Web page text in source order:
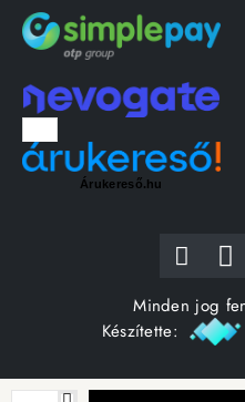
Árukereső.hu
Minden jog
Készítette: